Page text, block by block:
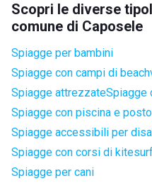
Scopri le diverse
comune di Caposele
Spiagge per bambini
Spiagge con campi di
Spiagge attrezzateSpiagge
Spiagge con piscina e
Spiagge accessibili per
Spiagge con corsi di
Spiagge per cani